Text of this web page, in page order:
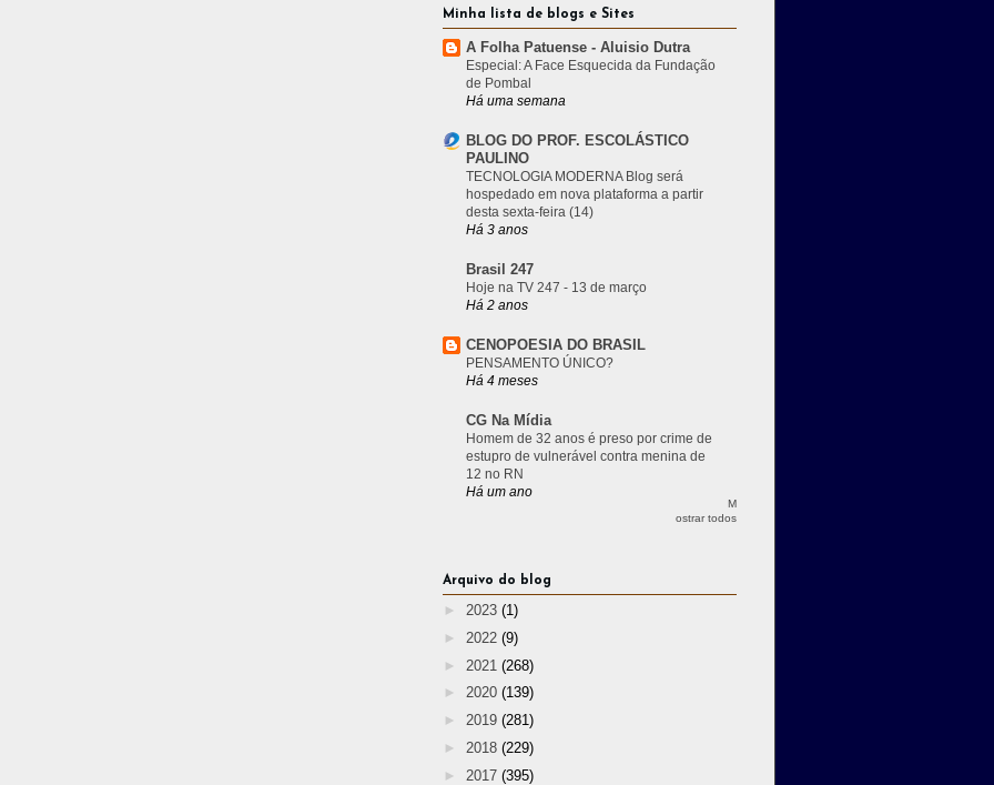
Minha lista de blogs e Sites
A Folha Patuense - Aluisio Dutra
Especial: A Face Esquecida da Fundação
de Pombal
Há uma semana
BLOG DO PROF. ESCOLÁSTICO
PAULINO
TECNOLOGIA MODERNA Blog será
hospedado em nova plataforma a partir
desta sexta-feira (14)
Há 3 anos
Brasil 247
Hoje na TV 247 - 13 de março
Há 2 anos
CENOPOESIA DO BRASIL
PENSAMENTO ÚNICO?
Há 4 meses
CG Na Mídia
Homem de 32 anos é preso por crime de
estupro de vulnerável contra menina de
12 no RN
Há um ano
M
ostrar todos
Arquivo do blog
► 2023 (1)
► 2022 (9)
► 2021 (268)
► 2020 (139)
► 2019 (281)
► 2018 (229)
► 2017 (395)